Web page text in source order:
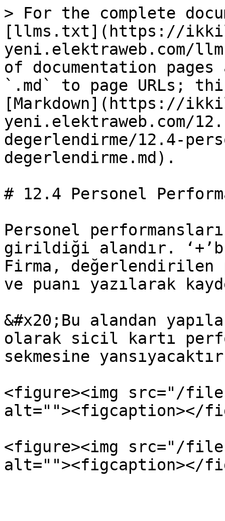
> For the complete
[llms.txt](https://
yeni.elektraweb.com/
of documentation
`.md` to page URLs;
[Markdown](https://
yeni.elektraweb.com/
degerlendirme/12.4-
degerlendirme.md).
# 12.4 Personel
Personel
girildiği alandır.
Firma, değerlendirilen
ve puanı yazılarak
&#x20;Bu alandan
olarak sicil kartı
sekmesine
<figure><img src="/files/
alt=""><figcaption></
<figure><img src="/files/